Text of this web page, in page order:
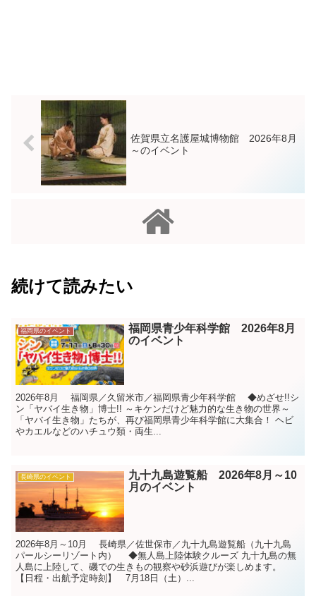
佐賀県立名護屋城博物館 2026年8月
～のイベント
続けて読みたい
福岡県のイベント
福岡県青少年科学館 2026年8月
のイベント
2026年8月 福岡県／久留米市／福岡県青少年科学館 ◆めざせ!!シ
ン「ヤバイ生き物」博士!! ～キケンだけど魅力的な生き物の世界～
「ヤバイ生き物」たちが、再び福岡県青少年科学館に大集合！ ヘビ
やカエルなどのハチュウ類・両生...
長崎県のイベント
九十九島遊覧船 2026年8月～10
月のイベント
2026年8月～10月 長崎県／佐世保市／九十九島遊覧船（九十九島
パールシーリゾート内） ◆無人島上陸体験クルーズ 九十九島の無
人島に上陸して、磯での生きもの観察や砂浜遊びが楽しめます。
【日程・出航予定時刻】 7月18日（土）...